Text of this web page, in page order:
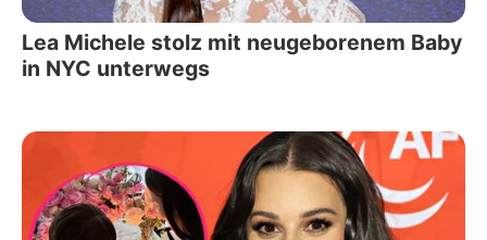
Lea Michele stolz mit neugeborenem Baby
in NYC unterwegs